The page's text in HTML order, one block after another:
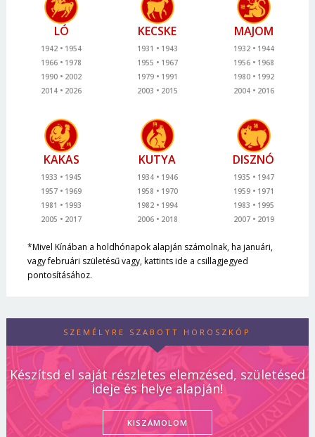
LÓ
1942
1954
1966
1978
1990
2002
2014
2026
KECSKE
1931
1943
1955
1967
1979
1991
2003
2015
MAJOM
1932
1944
1956
1968
1980
1992
2004
2016
KAKAS
1933
1945
1957
1969
1981
1993
2005
2017
KUTYA
1934
1946
1958
1970
1982
1994
2006
2018
DISZNÓ
1935
1947
1959
1971
1983
1995
2007
2019
*Mivel Kínában a holdhónapok alapján számolnak, ha januári,
vagy februári születésű vagy, kattints ide a csillagjegyed
pontosításához.
SZEMÉLYRE SZABOTT HOROSZKÓP
Készítsd el saját részletes elemzésed, születésed
ideje és helye alapján!
KISZÁMOLOM